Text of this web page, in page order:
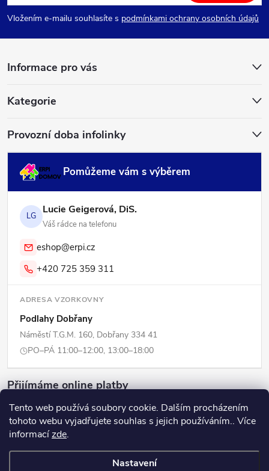
Tento web používá soubory cookie. Dalším procházením
tohoto webu vyjadřujete souhlas s jejich používáním.. Více
informacízde.
Nastavení
p
a
Vložením e-mailu souhlasíte s podmínkami ochrany osobních údajů
Informace pro vás
Kategorie
Provozní doba infolinky
Pomůžeme vám s výběrem
LG Lucie Geigerová, DiS.
Váš rádce na telefonu
eshop@erpi.cz
+420 725 359 311
ADRESA VZORKOVNY
Podlahy Dobřany
Náměstí T.G.M. 160, Dobřany 334 41
PO–PÁ 11:00–12:00, 13:00–18:00
Přijímáme online platby
ERPI - Domov. Všechna práva vyhrazena.